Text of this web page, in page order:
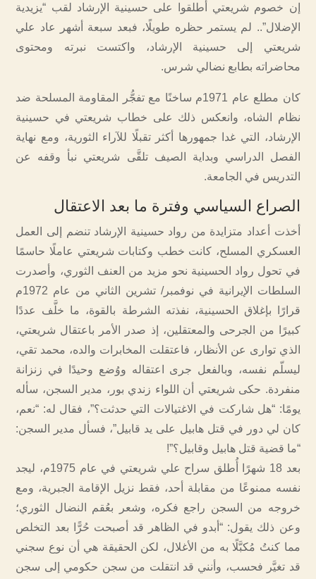
إن خصوم شريعتي أطلقوا على حسينية الإرشاد لقب “يزيدية
الإضلال”.. لم يستمر حظره طويلًا، فبعد سبعة أشهر عاد علي
شريعتي إلى حسينية الإرشاد، واكتست نبرته ومحتوى
محاضراته بطابع نضالي شرس.
كان مطلع عام 1971م ساخنًا مع تفجُّر المقاومة المسلحة ضد
نظام الشاه، وانعكس ذلك على خطاب شريعتي في حسينية
الإرشاد، التي غدا جمهورها أكثر تقبلًا للآراء الثورية، ومع نهاية
الفصل الدراسي وبداية الصيف تلقَّى شريعتي نبأ وقفه عن
التدريس في الجامعة.
الصراع السياسي وفترة ما بعد الاعتقال
أخذت أعداد متزايدة من رواد حسينية الإرشاد تنضم إلى العمل
العسكري المسلح، كانت خطب وكتابات شريعتي عاملًا حاسمًا
في تحول رواد الحسينية نحو مزيد من العنف الثوري، وأصدرت
السلطات الإيرانية في نوفمبر/ تشرين الثاني من عام 1972م
قرارًا بإغلاق الحسينية، نفذته الشرطة بالقوة، ما خلَّف عددًا
كبيرًا من الجرحى والمعتقلين، إذ صدر الأمر باعتقال شريعتي،
الذي توارى عن الأنظار، فاعتقلت المخابرات والده، محمد تقي،
ليسلّم نفسه، وبالفعل جرى اعتقاله ووُضع وحيدًا في زنزانة
منفردة. حكى شريعتي أن اللواء زندي بور، مدير السجن، سأله
يومًا: “هل شاركت في الاغتيالات التي حدثت؟”، فقال له: “نعم،
كان لي دور في قتل هابيل على يد قابيل”، فسأل مدير السجن:
“ما قضية قتل هابيل وقابيل؟”!
بعد 18 شهرًا أُطلق سراح علي شريعتي في عام 1975م، ليجد
نفسه ممنوعًا من مقابلة أحد، فقط نزيل الإقامة الجبرية، ومع
خروجه من السجن راجع فكره، وشعر بعُقم النضال الثوري؛
وعن ذلك يقول: “أبدو في الظاهر قد أصبحت حُرًّا بعد التخلص
مما كنتُ مُكبَّلًا به من الأغلال، لكن الحقيقة هي أن نوع سجني
قد تغيَّر فحسب، وأنني قد انتقلت من سجن حكومي إلى سجن